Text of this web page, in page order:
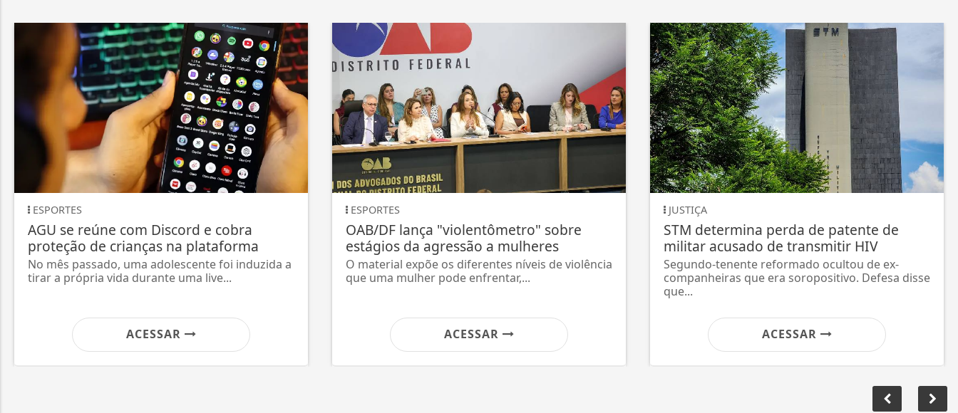
ESPORTES
AGU se reúne com Discord e cobra
proteção de crianças na plataforma
No mês passado, uma adolescente foi induzida a
tirar a própria vida durante uma live...
ACESSAR
ESPORTES
OAB/DF lança "violentômetro" sobre
estágios da agressão a mulheres
O material expõe os diferentes níveis de violência
que uma mulher pode enfrentar,...
ACESSAR
JUSTIÇA
STM determina perda de patente de
militar acusado de transmitir HIV
Segundo-tenente reformado ocultou de ex-
companheiras que era soropositivo. Defesa disse
que...
ACESSAR